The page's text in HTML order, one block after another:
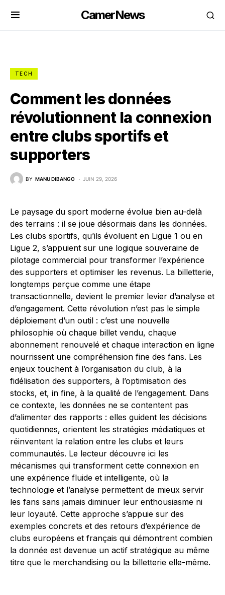
CamerNews
TECH
Comment les données
révolutionnent la connexion
entre clubs sportifs et
supporters
BY MANU DIBANGO JUIN 29, 2026
Le paysage du sport moderne évolue bien au-delà
des terrains : il se joue désormais dans les données.
Les clubs sportifs, qu’ils évoluent en Ligue 1 ou en
Ligue 2, s’appuient sur une logique souveraine de
pilotage commercial pour transformer l’expérience
des supporters et optimiser les revenus. La billetterie,
longtemps perçue comme une étape
transactionnelle, devient le premier levier d’analyse et
d’engagement. Cette révolution n’est pas le simple
déploiement d’un outil : c’est une nouvelle
philosophie où chaque billet vendu, chaque
abonnement renouvelé et chaque interaction en ligne
nourrissent une compréhension fine des fans. Les
enjeux touchent à l’organisation du club, à la
fidélisation des supporters, à l’optimisation des
stocks, et, in fine, à la qualité de l’engagement. Dans
ce contexte, les données ne se contentent pas
d’alimenter des rapports : elles guident les décisions
quotidiennes, orientent les stratégies médiatiques et
réinventent la relation entre les clubs et leurs
communautés. Le lecteur découvre ici les
mécanismes qui transforment cette connexion en
une expérience fluide et intelligente, où la
technologie et l’analyse permettent de mieux servir
les fans sans jamais diminuer leur enthousiasme ni
leur loyauté. Cette approche s’appuie sur des
exemples concrets et des retours d’expérience de
clubs européens et français qui démontrent combien
la donnée est devenue un actif stratégique au même
titre que le merchandising ou la billetterie elle-même.